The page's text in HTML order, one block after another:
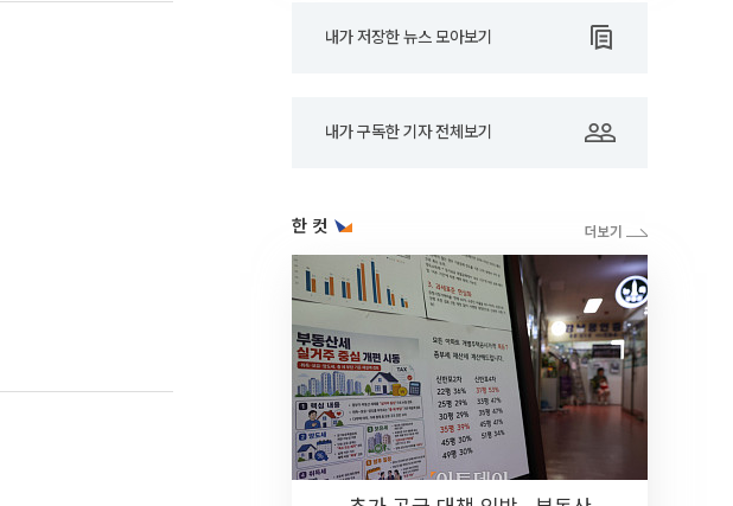
내가 저장한 뉴스 모아보기
내가 구독한 기자 전체보기
한 컷